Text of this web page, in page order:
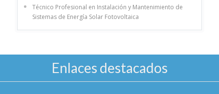
Técnico Profesional en Instalación y Mantenimiento de
Sistemas de Energía Solar Fotovoltaica
Enlaces destacados